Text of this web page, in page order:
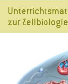
zur Zellbiologie